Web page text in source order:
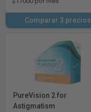
Comparar 3 precios
PureVision 2 for
Astigmatism